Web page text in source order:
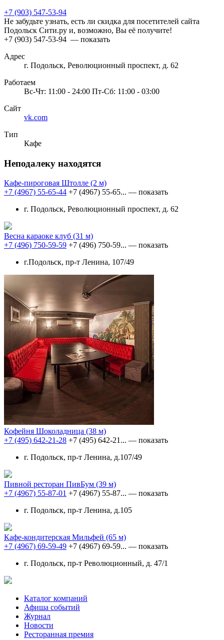
+7 (903) 547-53-94
Не забудьте узнать, есть ли скидка для посетителей сайта
Подольск Сити.ру и, возможно, Вы её получите!
+7 (903) 547-53-94 — показать
Адрес
г. Подольск, Революционный проспект, д. 62
Работаем
Вс-Чт: 11:00 - 24:00 Пт-Сб: 11:00 - 03:00
Сайт
vk.com
Тип
Кафе
Неподалеку находятся
Кафе-пироговая Штолле (2 м)
+7 (4967) 55-65-44 +7 (4967) 55-65... — показать
г. Подольск, Революционный проспект, д. 62
Весна караоке клуб (31 м)
+7 (496) 750-59-59 +7 (496) 750-59... — показать
г.Подольск, пр-т Ленина, 107/49
Кофейня Шоколадница (38 м)
+7 (495) 642-21-28 +7 (495) 642-21... — показать
г. Подольск, пр-т Ленина, д.107/49
Пивной ресторан ПивБум (39 м)
+7 (4967) 55-87-01 +7 (4967) 55-87... — показать
г. Подольск, пр-т Ленина, д.105
Кафе-кондитерская Мильфей (65 м)
+7 (4967) 69-59-49 +7 (4967) 69-59... — показать
г. Подольск, пр-т Революционный, д. 47/1
Каталог компаний
Афиша событий
Журнал
Новости
Ресторанная премия